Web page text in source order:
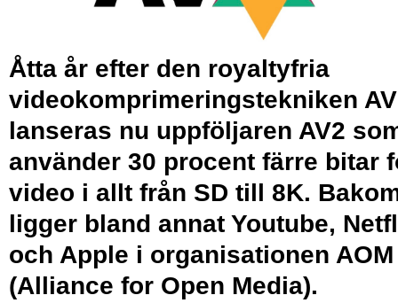
Åtta år efter den royaltyfria
videokomprimeringstekniken
lanseras nu uppföljaren AV2
använder 30 procent färre bitar
video i allt från SD till 8K.
ligger bland annat Youtube,
och Apple i organisationen AOM
(Alliance for Open Media).